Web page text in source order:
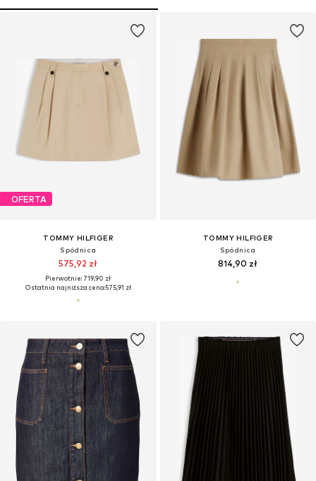
OFERTA
TOMMY HILFIGER
Spódnica
575,92 zł
Pierwotnie: 719,90 zł
Ostatnia najniższa cena:575,91 zł
TOMMY HILFIGER
Spódnica
814,90 zł